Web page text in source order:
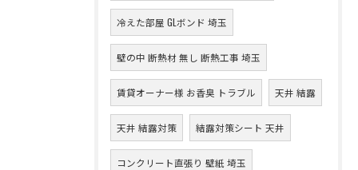
冷えた部屋 GLボンド 埼玉
壁の中 断熱材 無し 断熱工事 埼玉
賃貸オーナー様 お香臭 トラブル 天井 結露
天井 結露対策 結露対策シート 天井
コンクリート直張り 壁紙 埼玉